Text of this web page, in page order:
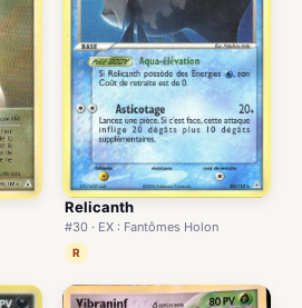
Relicanth
#30 · EX : Fantômes Holon
R